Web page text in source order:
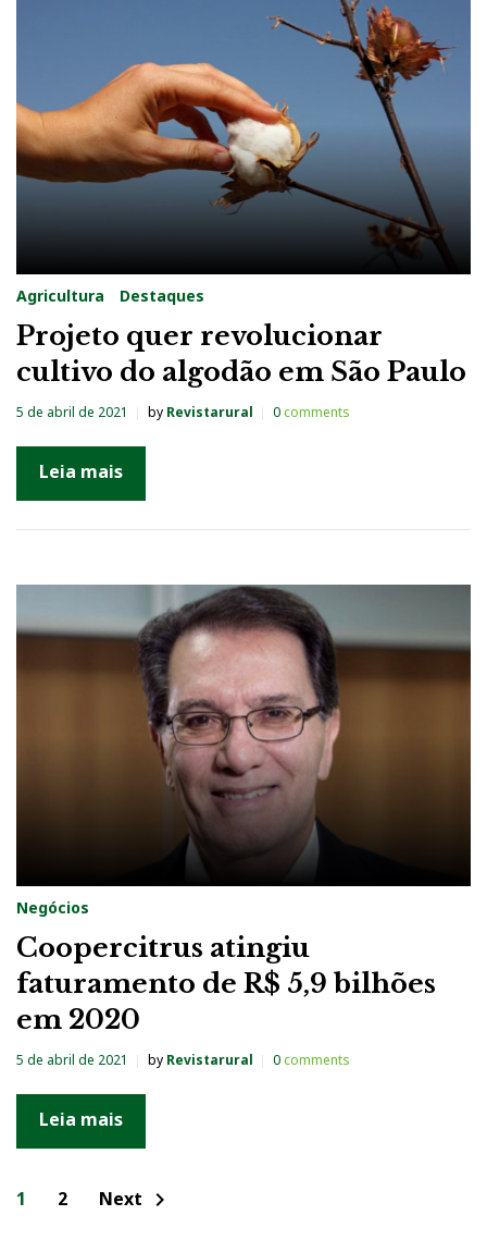
Agricultura Destaques
Projeto quer revolucionar
cultivo do algodão em São Paulo
5 de abril de 2021 by Revistarural 0comments
Leia mais
Negócios
Coopercitrus atingiu
faturamento de R$ 5,9 bilhões
em 2020
5 de abril de 2021 by Revistarural 0comments
Leia mais
N
1 2 Next chevron_right